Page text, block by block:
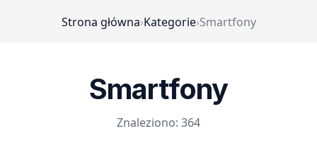
Strona główna›Kategorie›Smartfony
Smartfony
Znaleziono: 364